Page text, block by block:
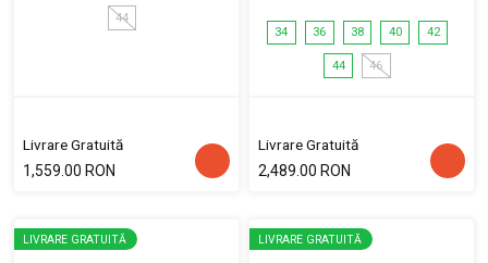
44
Livrare Gratuită
1,559.00 RON
34 36 38 40 42
44 46
Livrare Gratuită
2,489.00 RON
LIVRARE GRATUITĂ LIVRARE GRATUITĂ